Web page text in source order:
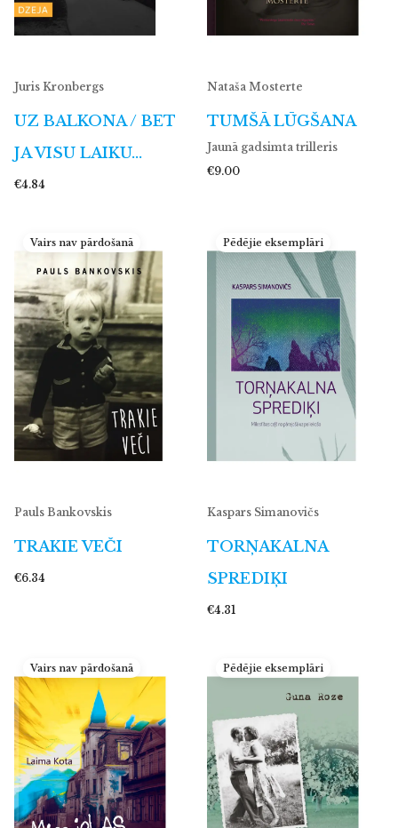
Juris Kronbergs
UZ BALKONA / BET
JA VISU LAIKU…
€4.84
Nataša Mosterte
TUMŠĀ LŪGŠANA
Jaunā gadsimta trilleris
€9.00
Vairs nav pārdošanā
Pauls Bankovskis
TRAKIE VEČI
€6.34
Pēdējie eksemplāri
Kaspars Simanovičs
TORŅAKALNA
SPREDIĶI
€4.31
Vairs nav pārdošanā Pēdējie eksemplāri